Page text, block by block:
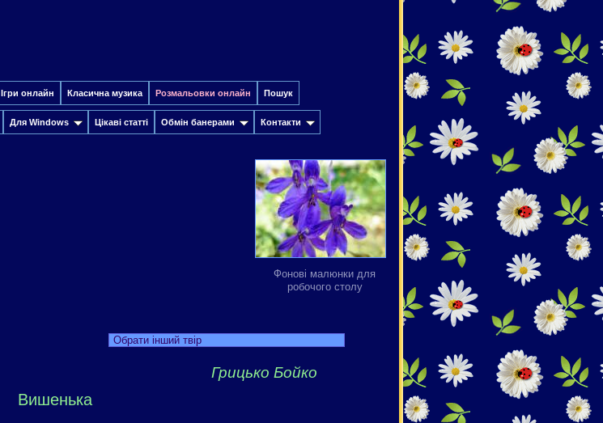
Ігри онлайн Класична музика Розмальовки онлайн Пошук
Для Windows Цікаві статті Обмін банерами Контакти
Фонові малюнки для
робочого столу
Обрати інший твір
Грицько Бойко
Вишенька